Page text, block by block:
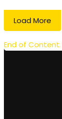
Load More
End of Content.